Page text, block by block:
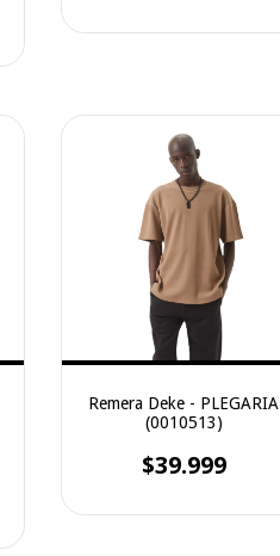
Remera Deke - PLEGARIA
(0010513)
$39.999